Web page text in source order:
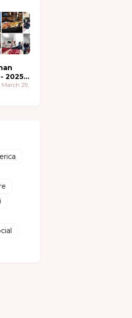
2025
29,